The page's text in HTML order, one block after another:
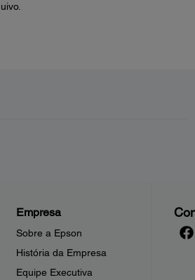
Empresa
Sobre a Epson
História da Empresa
Equipe Executiva